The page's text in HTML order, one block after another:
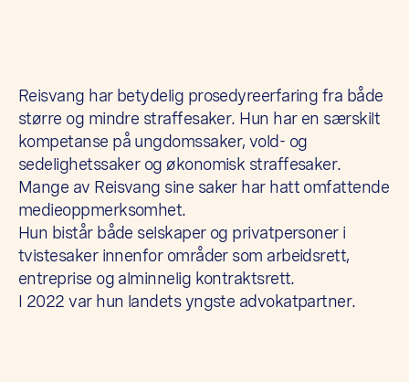
Reisvang har betydelig prosedyreerfaring fra både
større og mindre straffesaker. Hun har en særskilt
kompetanse på ungdomssaker, vold- og
sedelighetssaker og økonomisk straffesaker.
Mange av Reisvang sine saker har hatt omfattende
medieoppmerksomhet.
Hun bistår både selskaper og privatpersoner i
tvistesaker innenfor områder som arbeidsrett,
entreprise og alminnelig kontraktsrett.
I 2022 var hun landets yngste advokatpartner.